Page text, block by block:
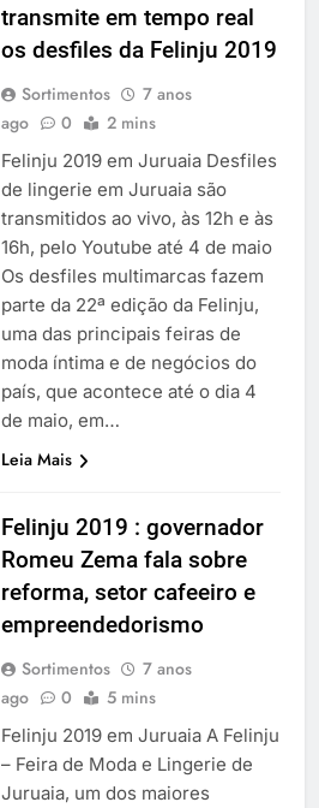
transmite em tempo real
os desfiles da Felinju 2019
Sortimentos
7 anos
ago
0 2 mins
Felinju 2019 em Juruaia Desfiles
de lingerie em Juruaia são
transmitidos ao vivo, às 12h e às
16h, pelo Youtube até 4 de maio
Os desfiles multimarcas fazem
parte da 22ª edição da Felinju,
uma das principais feiras de
moda íntima e de negócios do
país, que acontece até o dia 4
de maio, em…
Leia Mais
Felinju 2019 : governador
Romeu Zema fala sobre
reforma, setor cafeeiro e
empreendedorismo
Sortimentos
7 anos
ago
0 5 mins
Felinju 2019 em Juruaia A Felinju
– Feira de Moda e Lingerie de
Juruaia, um dos maiores